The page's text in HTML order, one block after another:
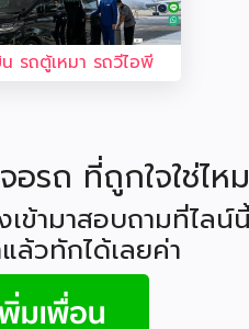
รถตู้เหมา รถวีไอพี
รถ ที่ถูกใจใช่ไห
ข้ามาสอบถามที่ไลน์
ล้วทักได้เลยค่า